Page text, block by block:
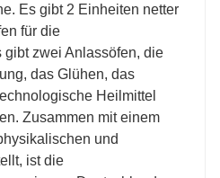
Es gibt 2 Einheiten netter
für die
zwei Anlassöfen, die
das Glühen, das
Heilmittel
Zusammen mit einem
und
ist die